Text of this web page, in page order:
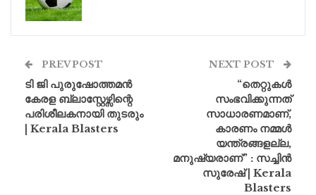
PREV POST
ടി ജി പുരുഷോത്തമന്‍
കേരള ബ്ലാസ്റ്റേഴ്സിന്റെ
പരിശീലകനായി തുടരും
| Kerala Blasters
NEXT POST
“തെറ്റുകൾ
സംഭവിക്കുന്നത്
സാധാരണമാണ്,
കാരണം നമ്മൾ
യന്ത്രങ്ങളല്ല,
മനുഷ്യരാണ്” : സച്ചിൻ
സുരേഷ് | Kerala
Blasters